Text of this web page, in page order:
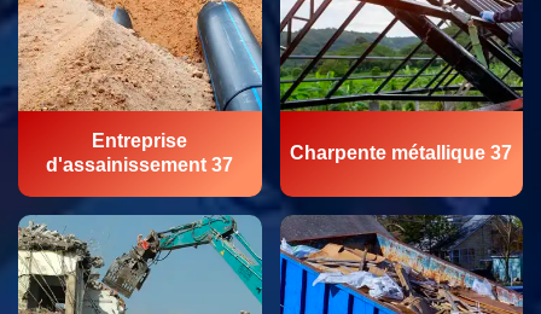
Entreprise
d'assainissement 37
Charpente métallique 37